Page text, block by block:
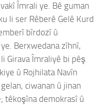
Îmrali ye. Bê guman
li ser Rêberê Gelê Kurd
bîrdozî û
Berxwedana zîhnî,
Girava Îmraliyê bi pêş
û Rojhilata Navîn
ciwanan û jinan
têkoşîna demokrasî û